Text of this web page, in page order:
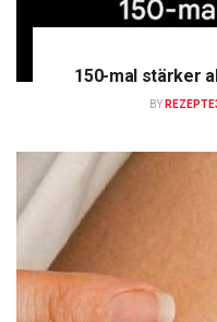
150-mal stärker
BY